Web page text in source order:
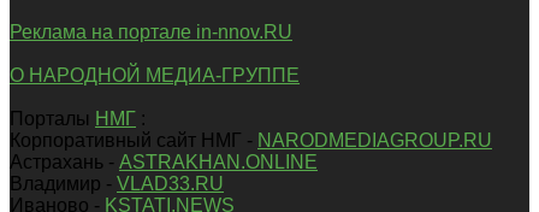
Реклама на портале in-nnov.RU
О НАРОДНОЙ МЕДИА-ГРУППЕ
Порталы НМГ :
Корпоративный сайт НМГ - NARODMEDIAGROUP.RU
Астрахань - ASTRAKHAN.ONLINE
Владимир - VLAD33.RU
Иваново - KSTATI.NEWS